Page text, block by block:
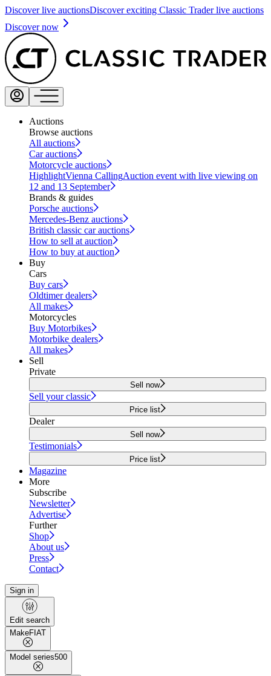
Discover live auctionsDiscover exciting Classic Trader live auctions
Discover now
Auctions
Browse auctions
All auctions
Car auctions
Motorcycle auctions
HighlightVienna CallingAuction event with live viewing on
12 and 13 September
Brands & guides
Porsche auctions
Mercedes-Benz auctions
British classic car auctions
How to sell at auction
How to buy at auction
Buy
Cars
Buy cars
Oldtimer dealers
All makes
Motorcycles
Buy Motorbikes
Motorbike dealers
All makes
Sell
Private
Sell now
Sell your classic
Price list
Dealer
Sell now
Testimonials
Price list
Magazine
More
Subscribe
Newsletter
Advertise
Further
Shop
About us
Press
Contact
Sign in
Edit search
MakeFIAT
Model series500